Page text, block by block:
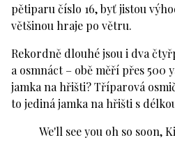
pětiparu číslo 16, byť jistou
většinou hraje po větru.
Rekordně dlouhé jsou i dva
a osmnáct – obě měří přes 500
jamka na hřišti? Tříparová
to jediná jamka na hřišti s
We'll see you oh so soon,